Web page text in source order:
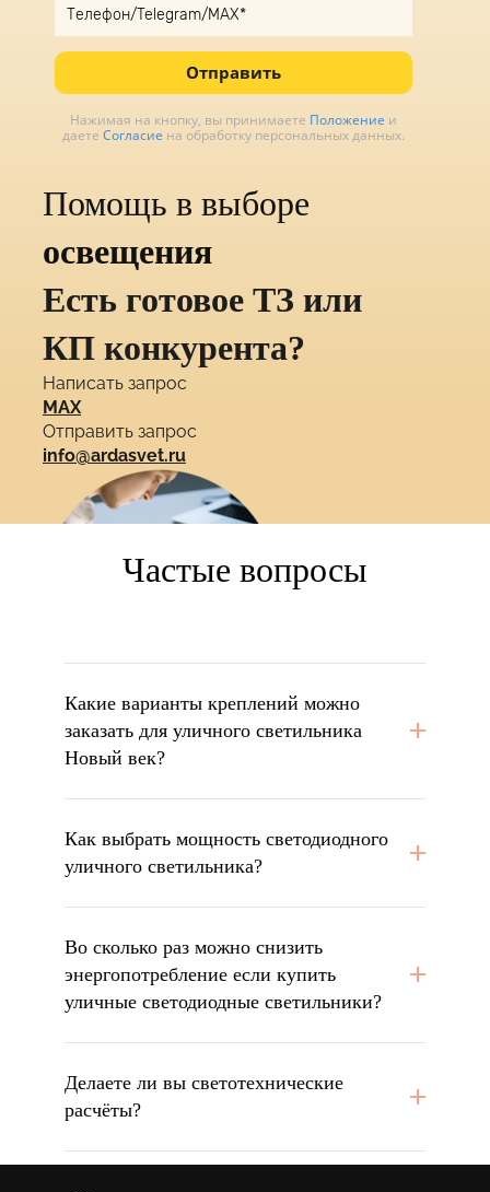
Отправить
Нажимая на кнопку, вы принимаете Положение и
даете Согласие на обработку персональных данных.
Помощь в выборе
освещения
Есть готовое ТЗ или
КП конкурента?
Написать запрос
MAX
Отправить запрос
info@ardasvet.ru
Частые вопросы
Какие варианты креплений можно
заказать для уличного светильника
Новый век?
Как выбрать мощность светодиодного
уличного светильника?
Во сколько раз можно снизить
энергопотребление если купить
уличные светодиодные светильники?
Делаете ли вы светотехнические
расчёты?